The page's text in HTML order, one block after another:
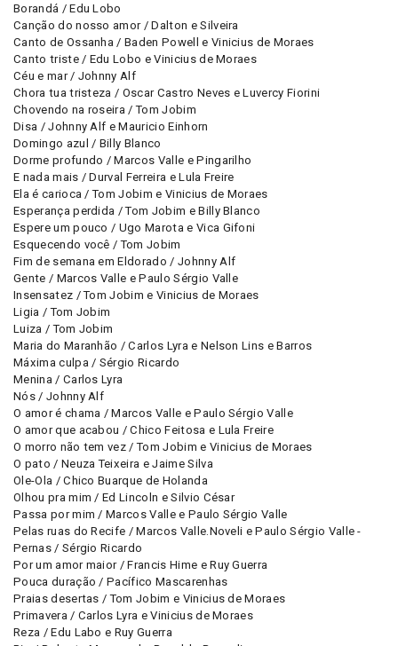
Borandá / Edu Lobo
Canção do nosso amor / Dalton e Silveira
Canto de Ossanha / Baden Powell e Vinicius de Moraes
Canto triste / Edu Lobo e Vinicius de Moraes
Céu e mar / Johnny Alf
Chora tua tristeza / Oscar Castro Neves e Luvercy Fiorini
Chovendo na roseira / Tom Jobim
Disa / Johnny Alf e Mauricio Einhorn
Domingo azul / Billy Blanco
Dorme profundo / Marcos Valle e Pingarilho
E nada mais / Durval Ferreira e Lula Freire
Ela é carioca / Tom Jobim e Vinicius de Moraes
Esperança perdida / Tom Jobim e Billy Blanco
Espere um pouco / Ugo Marota e Vica Gifoni
Esquecendo você / Tom Jobim
Fim de semana em Eldorado / Johnny Alf
Gente / Marcos Valle e Paulo Sérgio Valle
Insensatez / Tom Jobim e Vinicius de Moraes
Ligia / Tom Jobim
Luiza / Tom Jobim
Maria do Maranhão / Carlos Lyra e Nelson Lins e Barros
Máxima culpa / Sérgio Ricardo
Menina / Carlos Lyra
Nós / Johnny Alf
O amor é chama / Marcos Valle e Paulo Sérgio Valle
O amor que acabou / Chico Feitosa e Lula Freire
O morro não tem vez / Tom Jobim e Vinicius de Moraes
O pato / Neuza Teixeira e Jaime Silva
Ole-Ola / Chico Buarque de Holanda
Olhou pra mim / Ed Lincoln e Silvio César
Passa por mim / Marcos Valle e Paulo Sérgio Valle
Pelas ruas do Recife / Marcos Valle.Noveli e Paulo Sérgio Valle -
Pernas / Sérgio Ricardo
Por um amor maior / Francis Hime e Ruy Guerra
Pouca duração / Pacífico Mascarenhas
Praias desertas / Tom Jobim e Vinicius de Moraes
Primavera / Carlos Lyra e Vinicius de Moraes
Reza / Edu Labo e Ruy Guerra